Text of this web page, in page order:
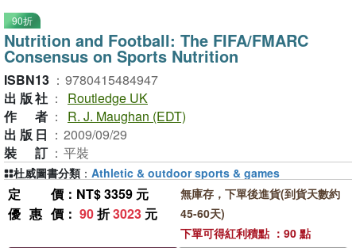
90折
Nutrition and Football: The FIFA/FMARC
Consensus on Sports Nutrition
ISBN13 ： 9780415484947
出版社 ：
Routledge UK
作者 ：
R. J. Maughan (EDT)
出版日 ： 2009/09/29
裝訂 ： 平裝
定價 ：NT$ 3359 元
優惠價 ： 90折3023 元
無庫存，下單後進貨(到貨天數約
45-60天)
下單可得紅利積點 ：90 點
杜威圖書分類 ： Athletic & outdoor sports & games